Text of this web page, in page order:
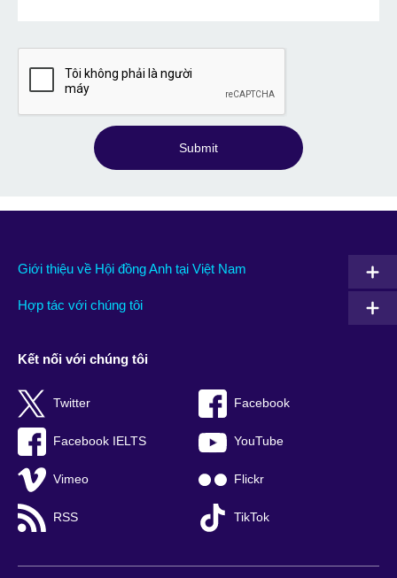
Submit
Giới thiệu về Hội đồng Anh tại Việt Nam
Hợp tác với chúng tôi
Kết nối với chúng tôi
Twitter Facebook
Facebook IELTS YouTube
Vimeo Flickr
RSS TikTok